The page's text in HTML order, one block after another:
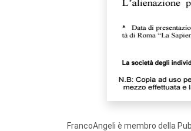
FrancoAngeli è membro della